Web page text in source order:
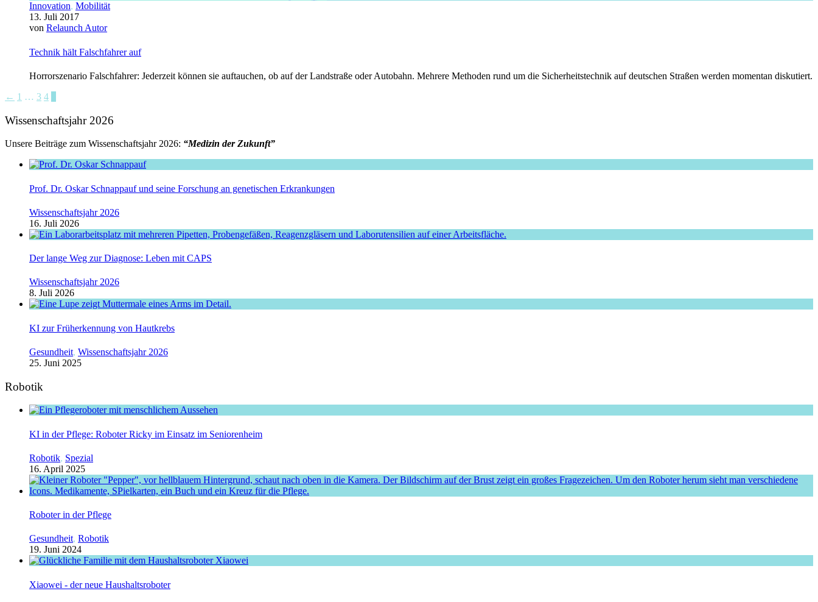
Innovation, Mobilität
13. Juli 2017
von Relaunch Autor
Technik hält Falschfahrer auf
Horrorszenario Falschfahrer: Jederzeit können sie auftauchen, ob auf der Landstraße oder Autobahn. Mehrere Methoden rund um die Sicherheitstechnik auf deutschen Straßen werden momentan diskutiert.
← 1 … 3 4
Wissenschaftsjahr 2026
Unsere Beiträge zum Wissenschaftsjahr 2026: “Medizin der Zukunft”
Prof. Dr. Oskar Schnappauf und seine Forschung an genetischen Erkrankungen
Wissenschaftsjahr 2026
16. Juli 2026
Der lange Weg zur Diagnose: Leben mit CAPS
Wissenschaftsjahr 2026
8. Juli 2026
KI zur Früherkennung von Hautkrebs
Gesundheit, Wissenschaftsjahr 2026
25. Juni 2025
Robotik
KI in der Pflege: Roboter Ricky im Einsatz im Seniorenheim
Robotik, Spezial
16. April 2025
Roboter in der Pflege
Gesundheit, Robotik
19. Juni 2024
Xiaowei - der neue Haushaltsroboter